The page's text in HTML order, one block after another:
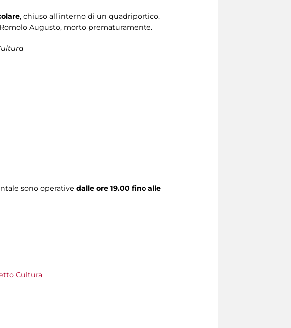
, chiuso all’interno di un quadriportico.
Augusto, morto prematuramente.
sono operative dalle ore 19.00 fino alle
Cultura